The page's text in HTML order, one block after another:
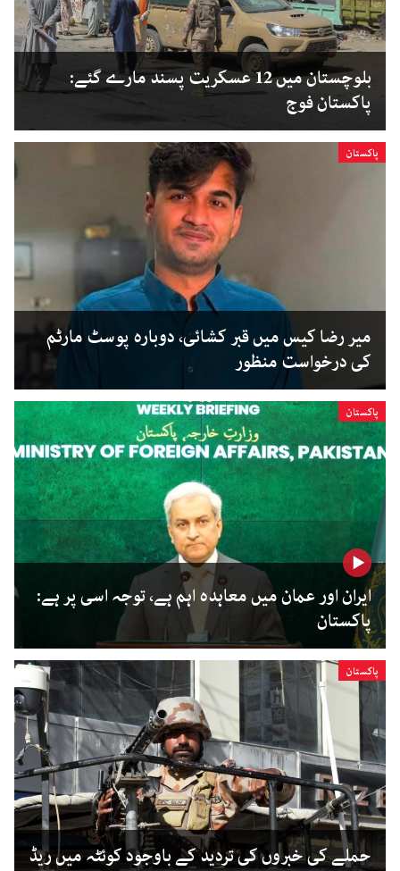
بلوچستان میں 12 عسکریت پسند مارے گئے:
پاکستان فوج
پاکستان
میر رضا کیس میں قبر کشائی، دوبارہ پوسٹ مارٹم
کی درخواست منظور
پاکستان
ایران اور عمان میں معاہدہ اہم ہے، توجہ اسی پر ہے:
پاکستان
پاکستان
حملے کی خبروں کی تردید کے باوجود کوئٹہ میں ریڈ